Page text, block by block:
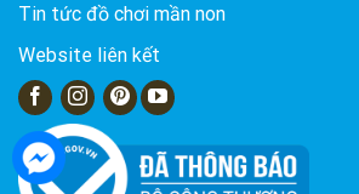
Tin tức đồ chơi mần non
Website liên kết